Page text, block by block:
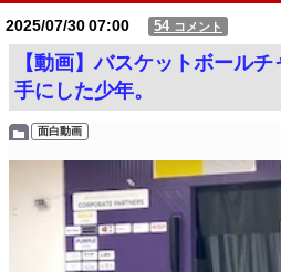
2025/07/3007:00 54 コメント
【動画】バスケットボール
手にした少年。
面白動画